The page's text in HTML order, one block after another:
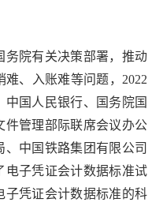
院有关决策部署，推动
、入账难等问题， 2022
国人民银行、国务院国
件管理部际联席会议办公
中国铁路集团有限公司
电子凭证会计数据标准试
子凭证会计数据标准的科